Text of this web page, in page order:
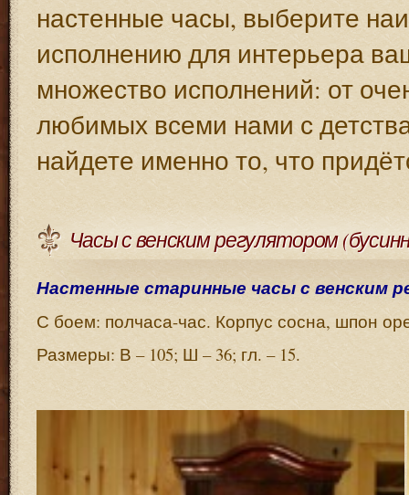
настенные часы, выберите
исполнению для интерьера
множество исполнений: от
любимых всеми нами с
найдете именно то, что
Часы с венским регулятором
Настенные старинные часы с венским
С боем: полчаса-час. Корпус сосна, шпон
Размеры: В – 105; Ш – 36; гл. – 15.